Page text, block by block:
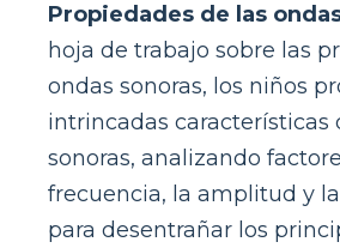
Propiedades de las
hoja de trabajo sobre las
ondas sonoras, los niños
intrincadas características
sonoras, analizando
frecuencia, la amplitud y
para desentrañar los